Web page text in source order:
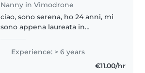
Nanny in Vimodrone
ciao, sono serena, ho 24 anni, mi
sono appena laureata in
di trasferirmi a Barcellona a
gennaio; quindi sto cercando
una famiglia da poter seguire
Experience: > 6 years
€11.00/hr